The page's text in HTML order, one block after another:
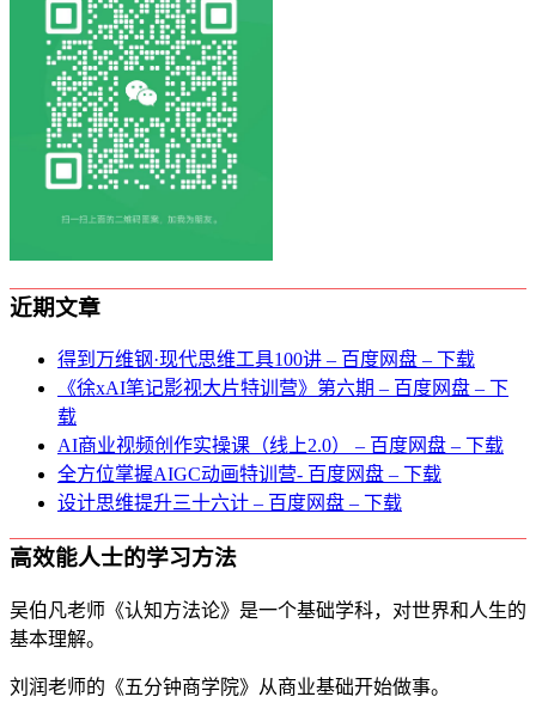
近期文章
得到万维钢·现代思维⼯具100讲 – 百度网盘 – 下载
《徐xAI笔记影视大片特训营》第六期 – 百度网盘 – 下
载
AI商业视频创作实操课（线上2.0） – 百度网盘 – 下载
全方位掌握AIGC动画特训营- 百度网盘 – 下载
设计思维提升三十六计 – 百度网盘 – 下载
高效能人士的学习方法
吴伯凡老师《认知方法论》是一个基础学科，对世界和人生的
基本理解。
刘润老师的《五分钟商学院》从商业基础开始做事。